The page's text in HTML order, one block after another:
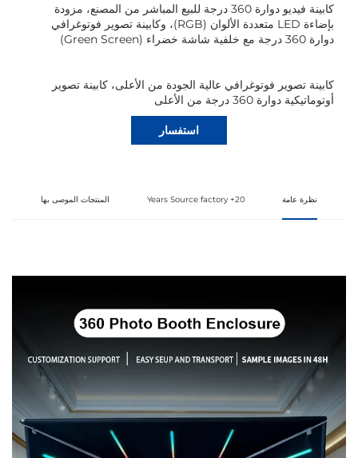
كابينة فيديو دوارة 360 درجة للبيع المباشر من المصنع، مزودة
بإضاءة LED متعددة الألوان (RGB)، وكابينة تصوير فوتوغرافي
دوارة 360 درجة مع خلفية شاشة خضراء (Green Screen)
كابينة تصوير فوتوغرافي عالية الجودة من الأعلى، كابينة تصوير
أوتوماتيكية دوارة 360 درجة من الأعلى
استفسار
نظرة عامة 20+ Years Source factory المنتجات الموصى بها